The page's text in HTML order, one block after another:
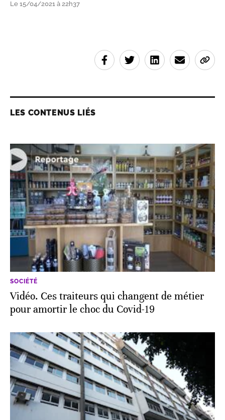
Le 15/04/2021 à 22h37
LES CONTENUS LIÉS
SOCIÉTÉ
Vidéo. Ces traiteurs qui changent de métier
pour amortir le choc du Covid-19